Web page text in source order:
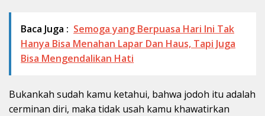
Baca Juga : Semoga yang Berpuasa Hari Ini Tak
Hanya Bisa Menahan Lapar Dan Haus, Tapi Juga
Bisa Mengendalikan Hati
Bukankah sudah kamu ketahui, bahwa jodoh itu adalah
cerminan diri, maka tidak usah kamu khawatirkan